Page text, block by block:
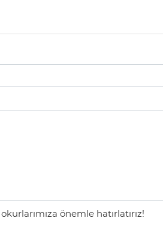
önemle hatırlatırız!